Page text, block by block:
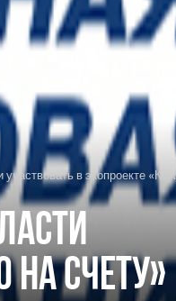
в экопроекте
на счету»